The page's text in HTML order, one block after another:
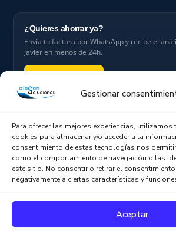
Gestionar
Para ofrecer las mejores experiencias,
cookies para almacenar y/o acceder a la
consentimiento de estas tecnologías nos
como el comportamiento de navegación o las
este sitio. No consentir o retirar el
negativamente a ciertas características y
Aceptar
¿Quieres ahorrar ya?
Envía tu factura por WhatsApp y recibe el
Javier en menos de 24h.
Asesor independiente +1.500
20+ años en el sector Cumplimos
Verificado en Google
Ver ficha de Alesan en Maps →